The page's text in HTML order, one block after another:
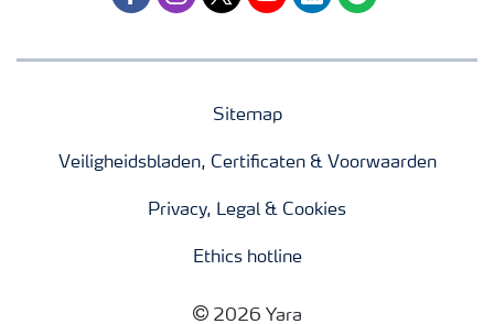
Sitemap
Veiligheidsbladen, Certificaten & Voorwaarden
Privacy, Legal & Cookies
Ethics hotline
2026 Yara